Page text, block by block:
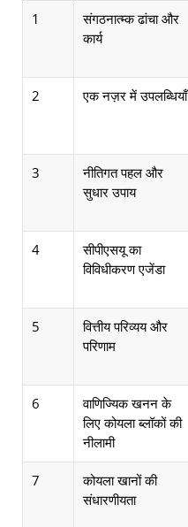
1
संगठनात्म्क ढांचा और
कार्य
2 एक नज़र में उपलब्धियाँ
3
नीतिगत पहल और
सुधार उपाय
4
सीपीएसयू का
विविधीकरण एजेंडा
5
वित्तीय परिव्यय और
परिणाम
6
वाणिज्यिक खनन के
लिए कोयला ब्लॉकों की
नीलामी
7
कोयला खानों की
संधारणीयता